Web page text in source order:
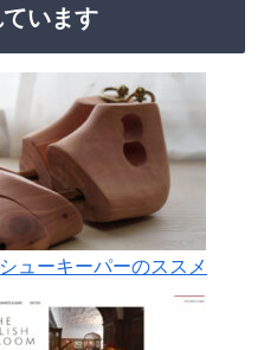
います
ューキーパーのススメ